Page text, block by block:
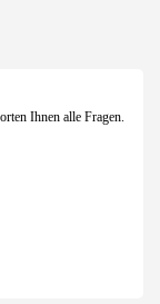
Ihnen alle Fragen.